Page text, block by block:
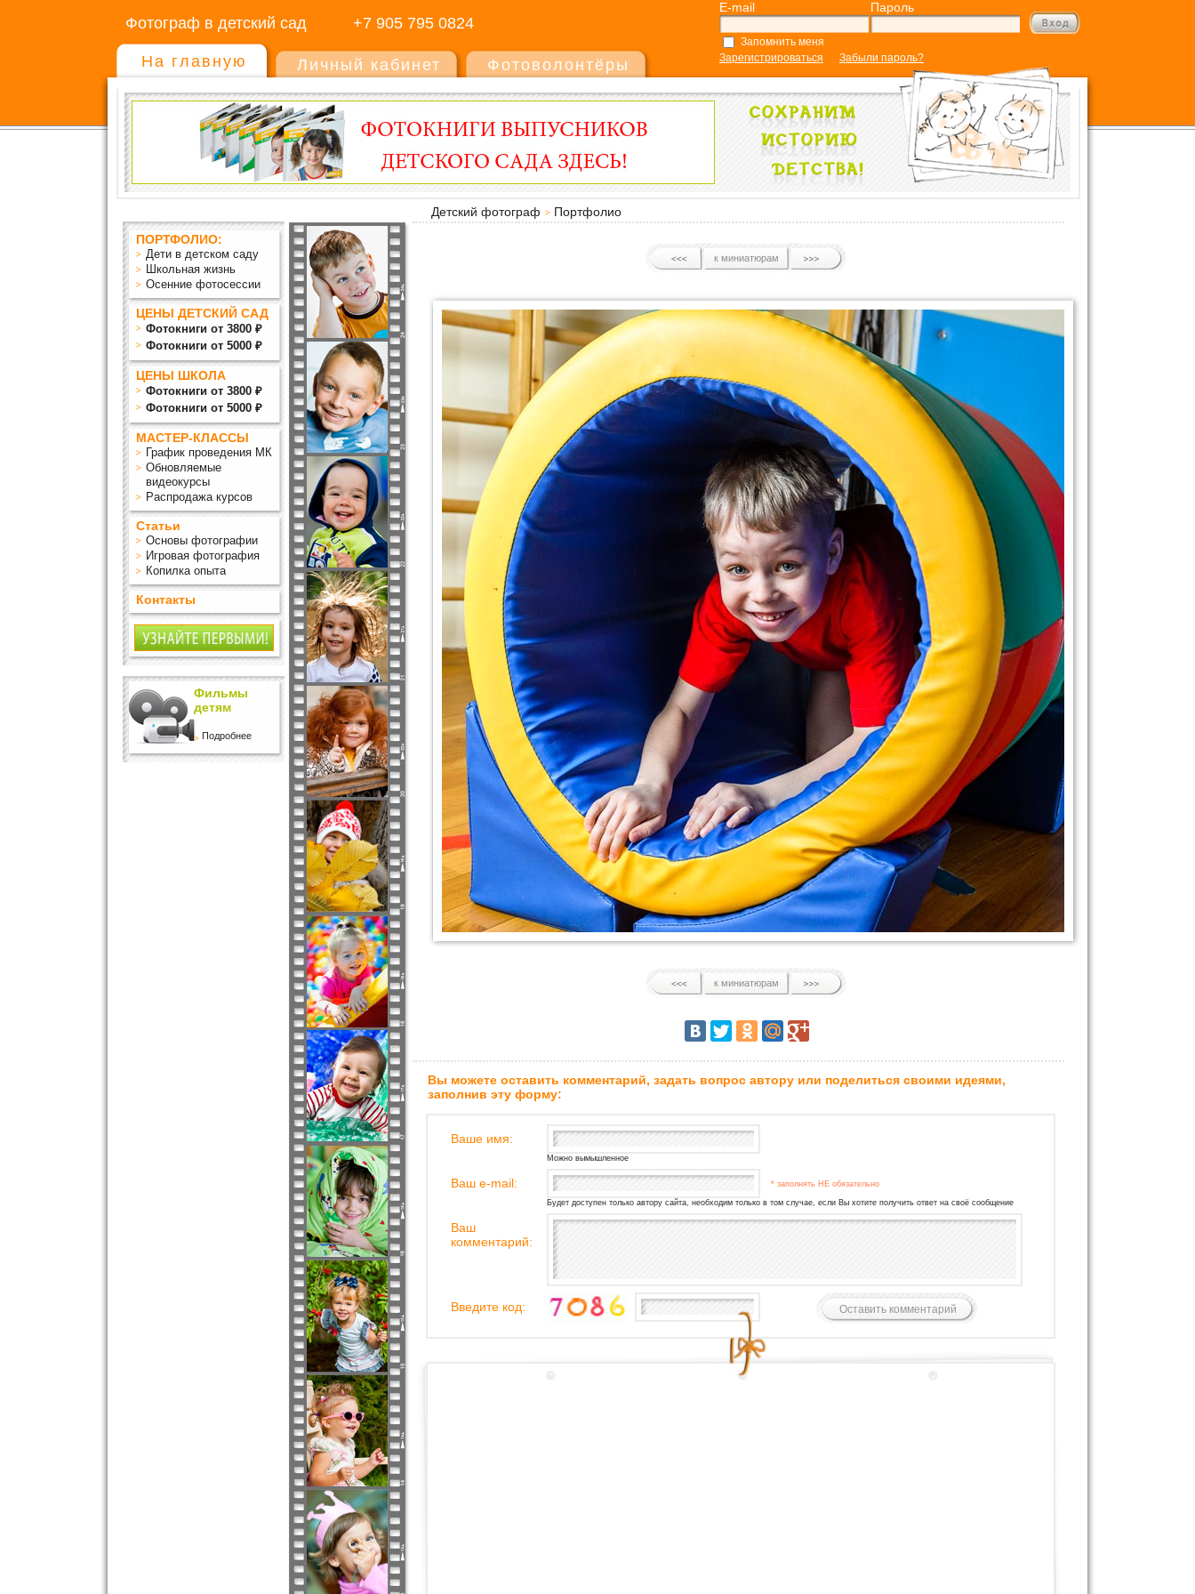
Фотограф в детский сад +7 905 795 0824
E-mail Пароль
Запомнить меня
Зарегистрироваться
Забыли пароль?
На главную Личный кабинет Фотоволонтёры
Детский фотограф
Портфолио
ПОРТФОЛИО:
Дети в детском саду
Школьная жизнь
Осенние фотосессии
ЦЕНЫ ДЕТСКИЙ САД
Фотокниги от 3800 ₽
Фотокниги от 5000 ₽
ЦЕНЫ ШКОЛА
Фотокниги от 3800 ₽
Фотокниги от 5000 ₽
МАСТЕР-КЛАССЫ
График проведения МК
Обновляемые
видеокурсы
Распродажа курсов
Статьи
Основы фотографии
Игровая фотография
Копилка опыта
Контакты
Фильмы
детям
Подробнее
к миниатюрам
к миниатюрам
Вы можете оставить комментарий, задать вопрос автору или поделиться своими идеями,
заполнив эту форму:
Ваше имя:
Можно вымышленное
Ваш e-mail: * заполнять НЕ обязательно
Будет доступен только автору сайта, необходим только в том случае, если Вы хотите получить ответ на своё сообщение
Ваш
комментарий:
Введите код: